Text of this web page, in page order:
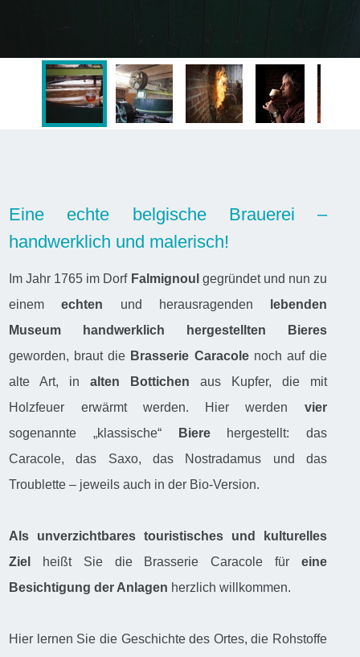
Eine echte belgische Brauerei –
handwerklich und malerisch!
Im Jahr 1765 im Dorf Falmignoul gegründet und nun zu
einemechten und herausragenden
lebenden
Museum handwerklich hergestellten Bieres
geworden, braut die Brasserie Caracolenoch auf die
alte Art, inalten Bottichen aus Kupfer, die mit
Holzfeuer erwärmt werden. Hier werden vier
sogenannte „klassische“
Bierehergestellt: das
Caracole, das Saxo, das Nostradamus und das
Troublette – jeweils auch in der Bio-Version.
Als unverzichtbares touristisches und kulturelles
Ziel
heißt Sie die Brasserie Caracole für eine
Besichtigung der Anlagen herzlich willkommen.
Hier lernen Sie die Geschichte des Ortes, die Rohstoffe